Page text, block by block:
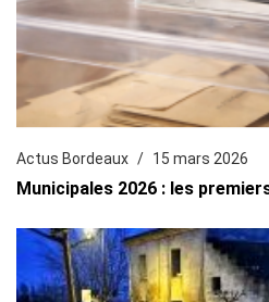
Actus Bordeaux 15 mars 2026
Municipales 2026 : les